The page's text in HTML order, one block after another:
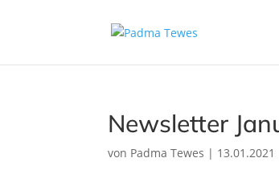
Newsletter
von Padma Tewes | 13.01.2021